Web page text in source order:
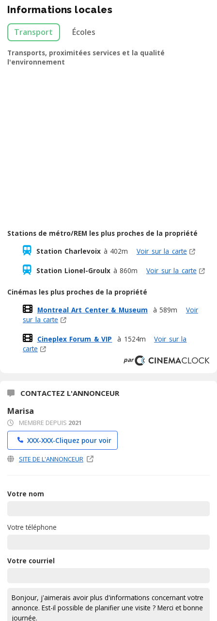
Informations locales
Transport Écoles
Transports, proximitées services et la qualité
l'environnement
Stations de métro/REM les plus proches de la propriété
Station Charlevoix à 402m Voir sur la carte
Station Lionel-Groulx à 860m Voir sur la carte
Cinémas les plus proches de la propriété
Montreal Art Center & Museum
à 589m
Voir
sur la carte
Cineplex Forum & VIP à 1524m
Voir sur la
carte
par
CONTACTEZ L'ANNONCEUR
Marisa
MEMBRE DEPUIS 2021
XXX-XXX-Cliquez pour voir
SITE DE L'ANNONCEUR
Votre nom
Votre téléphone
Votre courriel